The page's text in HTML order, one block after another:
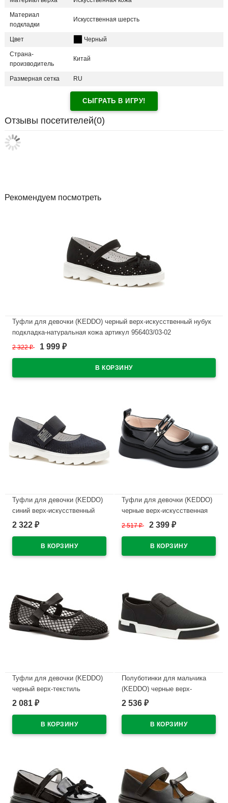
Материал
подкладки
Искусственная шерсть
Цвет Черный
Страна-
производитель
Китай
Размерная сетка RU
СЫГРАТЬ В ИГРУ!
Отзывы посетителей(0)
Рекомендуем посмотреть
Туфли для девочки (KEDDO) черный верх-искусственный нубук
подкладка-натуральная кожа артикул 956403/03-02
В наличии
2 322₽ 1 999 ₽
Туфли для девочки (KEDDO)
синий верх-искусственный
нубук подкладка-натуральная
2 322 ₽
Туфли для девочки (KEDDO)
черные верх-искусственная
кожа лак подкладка-
558007/03-01
2 517₽ 2 399 ₽
Туфли для девочки (KEDDO)
черный верх-текстиль
подкладка-натуральная кожа
2 081 ₽
Полуботинки для мальчика
(KEDDO) черные верх-
искусственная кожа
артикул 558145/25-01
2 536 ₽